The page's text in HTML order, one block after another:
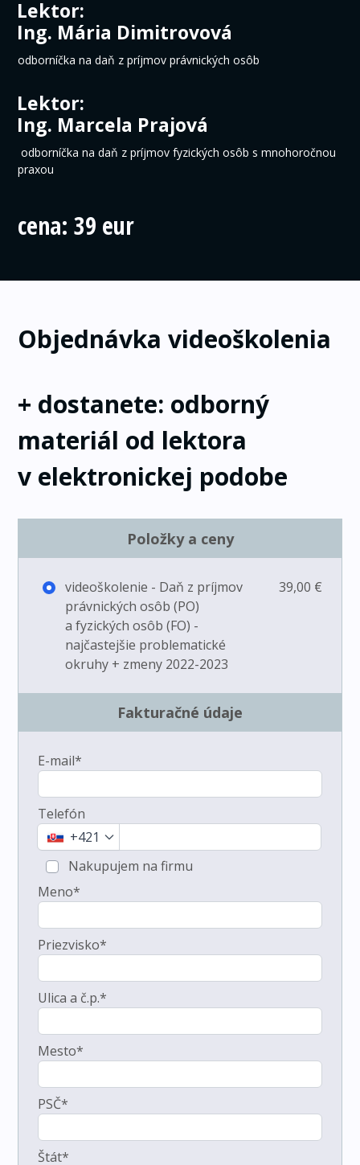
Lektor:
Ing. Mária Dimitrovová
odborníčka na daň z príjmov právnických osôb
Lektor:
Ing. Marcela Prajová
odborníčka na daň z príjmov fyzických osôb s mnohoročnou
praxou
cena: 39 eur
Objednávka videoškolenia
+ dostanete: odborný
materiál od lektora
v elektronickej podobe
Položky a ceny
videoškolenie - Daň z príjmov
právnických osôb (PO)
a fyzických osôb (FO) -
najčastejšie problematické
okruhy + zmeny 2022-2023
39,00 €
Fakturačné údaje
E-mail*
Telefón
+421
Nakupujem na firmu
Meno*
Priezvisko*
Ulica a č.p.*
Mesto*
PSČ*
Štát*